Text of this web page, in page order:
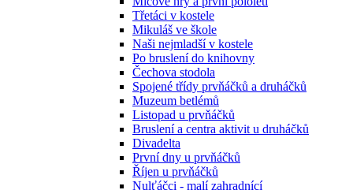
Třetáci v kostele
Mikuláš ve škole
Naši nejmladší v kostele
Po bruslení do knihovny
Čechova stodola
Spojené třídy prvňáčků a druháčků
Muzeum betlémů
Listopad u prvňáčků
Bruslení a centra aktivit u druháčků
Divadelta
První dny u prvňáčků
Říjen u prvňáčků
Nulťáčci - malí zahradnící